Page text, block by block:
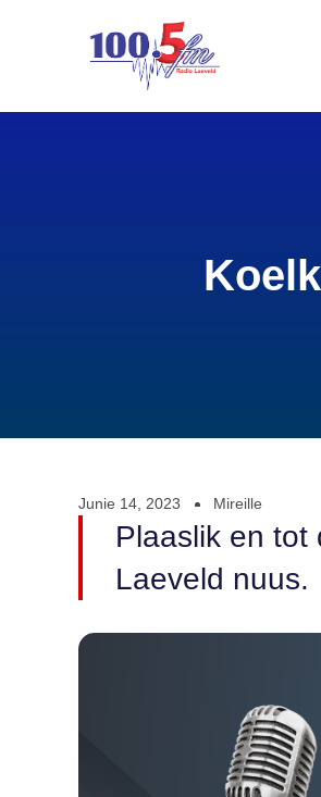
Junie 14, 2023 Mireille
Plaaslik en tot
Laeveld nuus.